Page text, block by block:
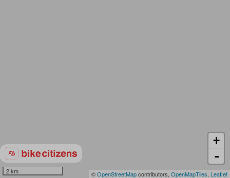
2 km
+
-
©OpenStreetMapcontributors, OpenMapTiles Leaflet